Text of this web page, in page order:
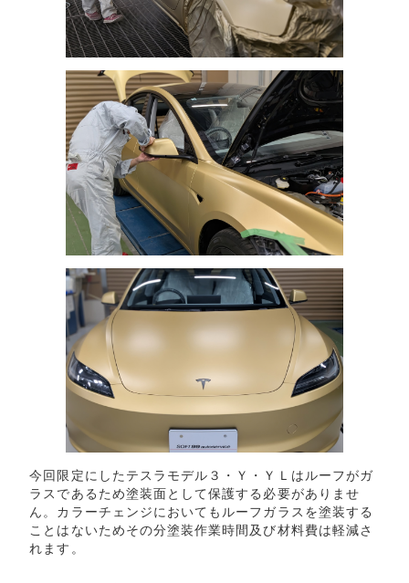
今回限定にしたテスラモデル３・Ｙ・ＹＬはルーフがガ
ラスであるため塗装面として保護する必要がありませ
ん。カラーチェンジにおいてもルーフガラスを塗装する
ことはないためその分塗装作業時間及び材料費は軽減さ
れます。